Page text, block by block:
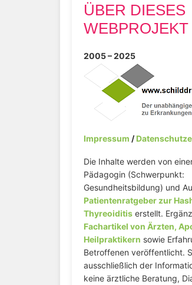
ÜBER DIESES
WEBPROJEKT
2005 – 2025
Impressum /
Die Inhalte werden von
Pädagogin (Schwerpunkt:
Gesundheitsbildung) und
Patientenratgeber zur
Thyreoiditis erstellt.
Fachartikel von Ärzten,
Heilpraktikern sowie
Betroffenen veröffentlicht.
ausschließlich der
keine ärztliche Beratung,